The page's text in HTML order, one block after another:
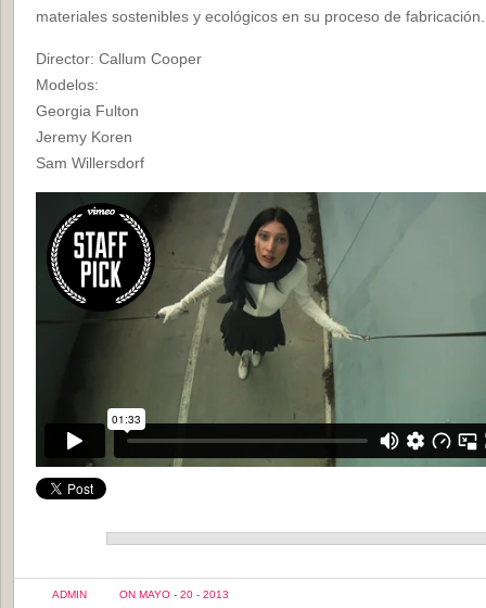
materiales sostenibles y ecológicos en su proceso de fabricación.
Director: Callum Cooper
Modelos:
Georgia Fulton
Jeremy Koren
Sam Willersdorf
ADMIN ON MAYO - 20 - 2013